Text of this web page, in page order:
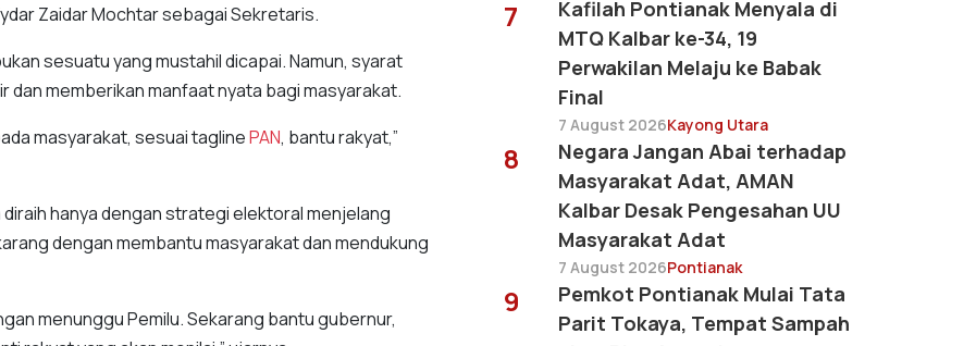
Zaidar Mochtar sebagai Sekretaris.
sesuatu yang mustahil dicapai. Namun, syarat
dan memberikan manfaat nyata bagi masyarakat.
masyarakat, sesuai taglinePAN, bantu rakyat,”
hanya dengan strategi elektoral menjelang
dengan membantu masyarakat dan mendukung
menunggu Pemilu. Sekarang bantu gubernur,
7
Kafilah Pontianak Menyala di
MTQ Kalbar ke-34, 19
Perwakilan Melaju ke Babak
Final
7 August 2026Kayong Utara
8
Negara Jangan Abai terhadap
Masyarakat Adat, AMAN
Kalbar Desak Pengesahan UU
Masyarakat Adat
7 August 2026Pontianak
9
Pemkot Pontianak Mulai Tata
Parit Tokaya, Tempat Sampah